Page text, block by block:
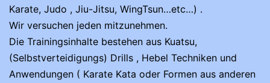
Karate, Judo , Jiu-Jitsu, WingTsun…etc…) .
Wir versuchen jeden mitzunehmen.
Die Trainingsinhalte bestehen aus Kuatsu,
(Selbstverteidigungs) Drills , Hebel Techniken und
Anwendungen ( Karate Kata oder Formen aus anderen